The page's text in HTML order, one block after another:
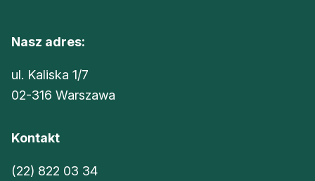
Nasz adres:
ul. Kaliska 1/7
02-316 Warszawa
Kontakt
(22) 822 03 34